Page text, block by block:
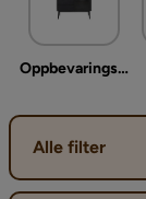
Oppbevaringsskap
Alle filter